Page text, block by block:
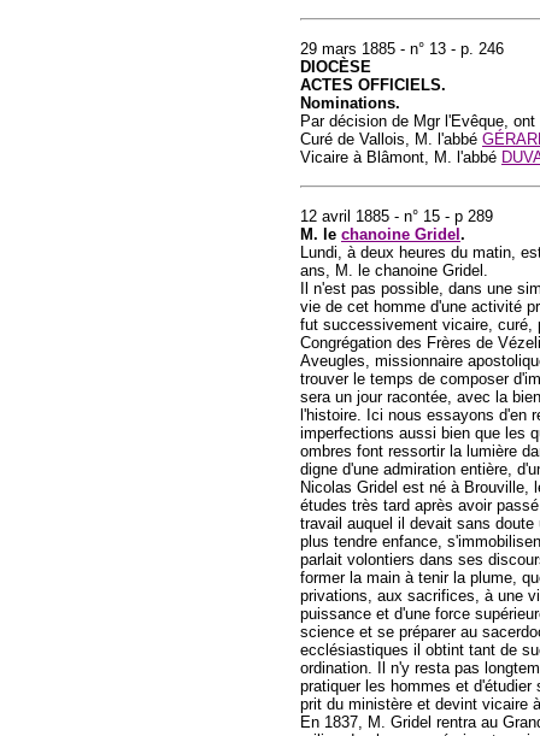
29 mars 1885 - n° 13 - p. 246
DIOCÈSE
ACTES OFFICIELS.
Nominations.
Par décision de Mgr l'Evêque,
Curé de Vallois, M. l'abbé
Vicaire à Blâmont, M. l'abbé
12 avril 1885 - n° 15 - p 289
M. le chanoine Gridel .
Lundi, à deux heures du matin,
ans, M. le chanoine Gridel.
Il n'est pas possible, dans une
vie de cet homme d'une activité
fut successivement vicaire, curé,
Congrégation des Frères de
Aveugles, missionnaire
trouver le temps de composer
sera un jour racontée, avec la
l'histoire. Ici nous essayons d'en
imperfections aussi bien que les
ombres font ressortir la lumière
digne d'une admiration entière,
Nicolas Gridel est né à Brouville,
études très tard après avoir
travail auquel il devait sans
plus tendre enfance,
parlait volontiers dans ses
former la main à tenir la plume,
privations, aux sacrifices, à une
puissance et d'une force
science et se préparer au
ecclésiastiques il obtint tant de
ordination. Il n'y resta pas
pratiquer les hommes et
prit du ministère et devint vicaire
En 1837, M. Gridel rentra au